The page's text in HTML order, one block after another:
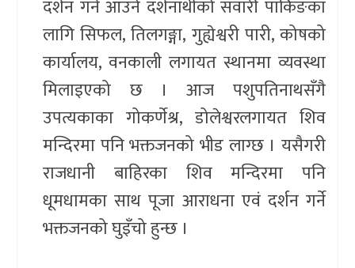
दर्शन गर्न आउने दर्शनार्थीको सवारी पार्किङका
लागि सिफल, तिलगङ्गा, गुह्येश्वरी पारी, कोषको
कार्यालय, वनकाली लगायत स्थानमा व्यवस्था
मिलाइएको छ । आज पशुपतिनाथसँगै
उपत्यकाका गोकर्णेश्र, डोलेश्वरलगायत शिव
मन्दिरमा पनि भक्तजनको भीड लाग्छ । यसैगरी
राजधानी बाहिरका शिव मन्दिरमा पनि
धूमधामका साथ पूजा आराधना एवं दर्शन गर्ने
भक्तजनको घुइँचो हुन्छ ।